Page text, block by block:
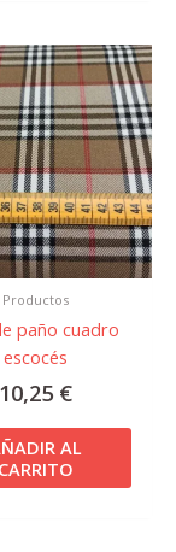
Productos
paño cuadro
escocés
10,25 €
AL
CARRITO